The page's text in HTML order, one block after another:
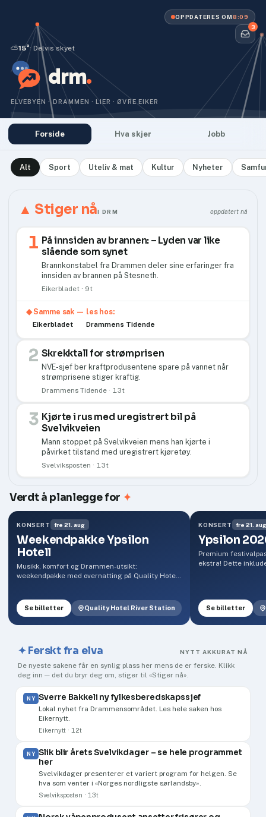
OPPDATERES OM8:08
3
⛅15°· Delvis skyet
drm.
ELVEBYEN · DRAMMEN · LIER · ØVRE EIKER
Forside Hva skjer Jobb
Alt Sport Uteliv & mat Kultur Nyheter
▲ Stiger nåI DRM oppdatert nå
1 På innsiden av brannen: –⁠ Lyden var like
slående som synet
Brannkonstabel fra Drammen deler sine erfaringer fra
innsiden av brannen på Stesneth.
Eikerbladet · 9t
◆ Samme sak — les hos:
Eikerbladet Drammens Tidende
2 Skrekktall for strømprisen
NVE-sjef ber kraftprodusentene spare på vannet når
strømprisene stiger kraftig.
Drammens Tidende · 13t
3 Kjørte i rus med uregistrert bil på
Svelvikveien
Mann stoppet på Svelvikveien mens han kjørte i
påvirket tilstand med uregistrert kjøretøy.
Svelviksposten · 13t
Verdt å planlegge for ✦
KONSERT fre 21. aug
Weekendpakke Ypsilon
Hotell
Musikk, komfort og Drammen-utsikt:
weekendpakke med overnatting på Quality Hotel
Se billetter Quality Hotel River Station
KONSERT fre 21. aug
Ypsilon
Premium
ekstra! Dette
premiumområde.
Se billetter
✦ Ferskt fra elva NYTT AKKURAT NÅ
De nyeste sakene får en synlig plass her mens de er ferske. Klikk
deg inn — det du bryr deg om, stiger til «Stiger nå».
NY Sverre Bakkeli ny fylkesberedskapssjef
Lokal nyhet fra Drammensområdet. Les hele saken hos
Eikernytt.
Eikernytt · 12t
NY Slik blir årets Svelvikdager – se hele programmet
her
Svelvikdager presenterer et variert program for helgen. Se
hva som venter i «Norges nordligste sørlandsby».
Svelviksposten · 13t